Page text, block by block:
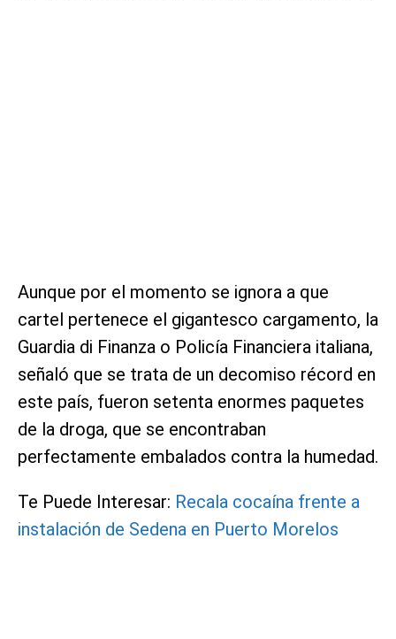
Aunque por el momento se ignora a que
cartel pertenece el gigantesco cargamento, la
Guardia di Finanza o Policía Financiera italiana,
señaló que se trata de un decomiso récord en
este país, fueron setenta enormes paquetes
de la droga, que se encontraban
perfectamente embalados contra la humedad.
Te Puede Interesar: Recala cocaína frente a
instalación de Sedena en Puerto Morelos